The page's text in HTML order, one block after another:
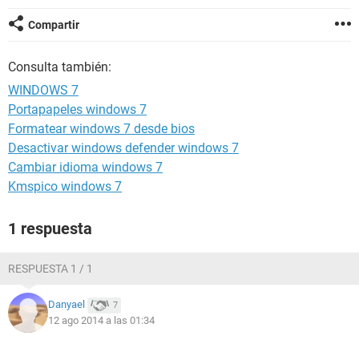
Compartir
Consulta también:
WINDOWS 7
Portapapeles windows 7
Formatear windows 7 desde bios
Desactivar windows defender windows 7
Cambiar idioma windows 7
Kmspico windows 7
1 respuesta
RESPUESTA 1 / 1
Danyael 7
12 ago 2014 a las 01:34